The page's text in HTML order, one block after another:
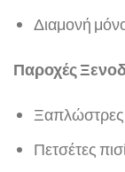
Διαμονή
Παροχές
Ξαπλώστρες
Πετσέτες